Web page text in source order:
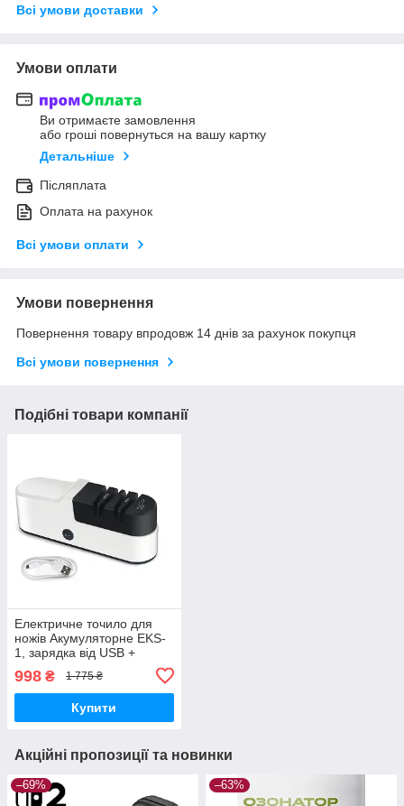
Всі умови доставки
Умови оплати
Ви отримаєте замовлення
або гроші повернуться на вашу картку
Детальніше
Післяплата
Оплата на рахунок
Всі умови оплати
Умови повернення
Повернення товару впродовж 14 днів за рахунок покупця
Всі умови повернення
Подібні товари компанії
Електричне точило для
ножів Акумуляторне EKS-
1, зарядка від USB +
998 ₴ 1 775 ₴
Купити
Акційні пропозиції та новинки
–69% –63%